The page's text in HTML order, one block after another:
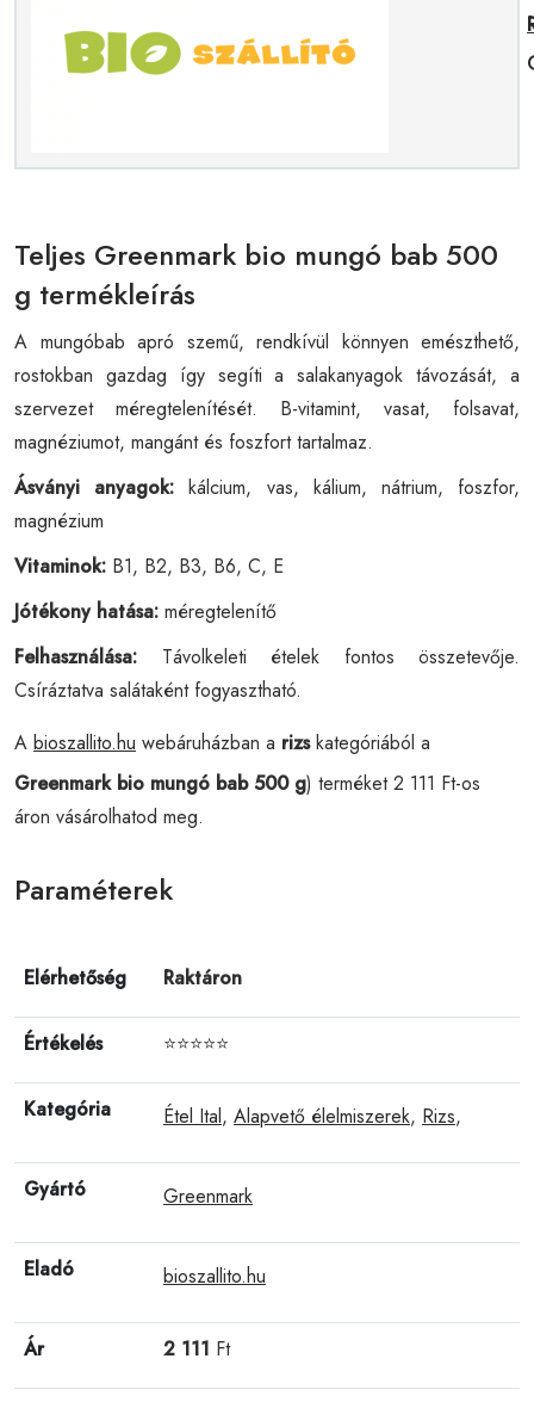
Teljes Greenmark bio mungó bab 500
g termékleírás
A mungóbab apró szemű, rendkívül könnyen emészthető,
rostokban gazdag így segíti a salakanyagok távozását, a
szervezet méregtelenítését. B-vitamint, vasat, folsavat,
magnéziumot, mangánt és foszfort tartalmaz.
Ásványi anyagok:kálcium, vas, kálium, nátrium, foszfor,
magnézium
Vitaminok: B1, B2, B3, B6, C, E
Jótékony hatása: méregtelenítő
Felhasználása: Távolkeleti ételek fontos összetevője.
Csíráztatva salátaként fogyasztható.
A bioszallito.hu webáruházban a rizskategóriából a
Greenmark bio mungó bab 500 g) terméket 2 111 Ft-os
áron vásárolhatod meg.
Paraméterek
Elérhetőség Raktáron
Értékelés ⭐⭐⭐⭐⭐
Kategória Étel Ital, Alapvető élelmiszerek, Rizs,
Gyártó Greenmark
Eladó bioszallito.hu
Ár 2 111 Ft